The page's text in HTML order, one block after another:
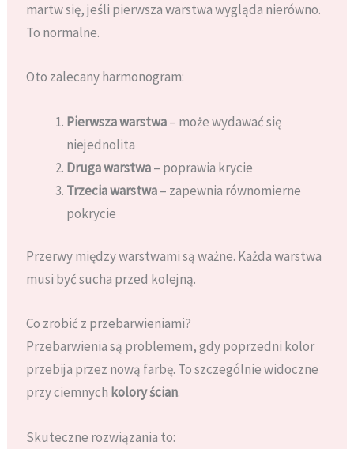
martw się, jeśli pierwsza warstwa wygląda nierówno.
To normalne.
Oto zalecany harmonogram:
Pierwsza warstwa– może wydawać się
niejednolita
Druga warstwa– poprawia krycie
Trzecia warstwa– zapewnia równomierne
pokrycie
Przerwy między warstwami są ważne. Każda warstwa
musi być sucha przed kolejną.
Co zrobić z przebarwieniami?
Przebarwienia są problemem, gdy poprzedni kolor
przebija przez nową farbę. To szczególnie widoczne
przy ciemnych kolory ścian.
Skuteczne rozwiązania to: